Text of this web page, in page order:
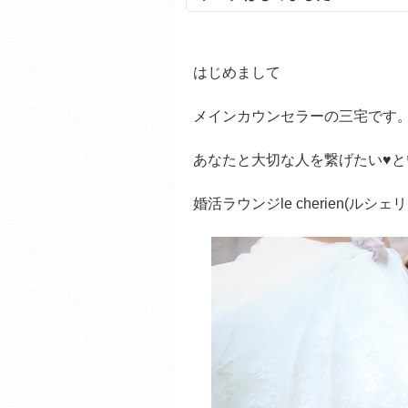
はじめまして
メインカウンセラーの三宅です
あなたと大切な人を繋げたい♥
婚活ラウンジle cherien(ルシェ